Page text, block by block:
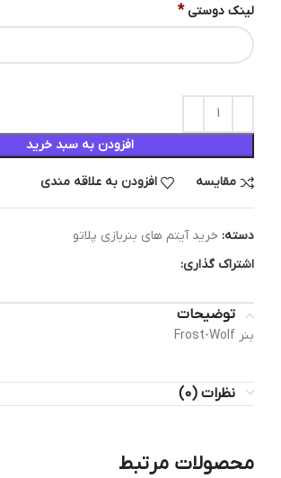
لینک دوستی *
افزودن به سبد خرید
مقایسه افزودن به علاقه مندی
دسته: خرید آیتم های بنربازی پلاتو
اشتراک گذاری:
توضیحات
بنر Frost-Wolf
نظرات (0)
محصولات مرتبط